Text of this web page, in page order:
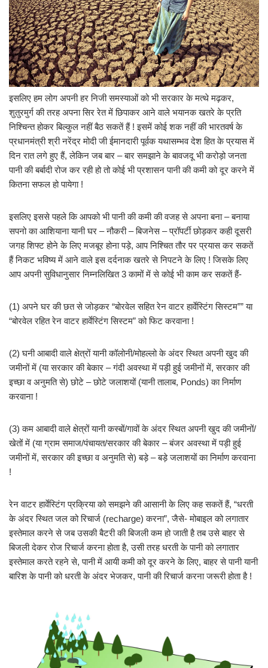
इसलिए हम लोग अपनी हर निजी समस्याओं को भी सरकार के मत्थे मढ़कर,
शुतुरमुर्ग की तरह अपना सिर रेत में छिपाकर आने वाले भयानक खतरे के प्रति
निश्चिन्त होकर बिल्कुल नहीं बैठ सकतें हैं ! इसमें कोई शक नहीं की भारतवर्ष के
प्रधानमंत्री श्री नरेंद्र मोदी जी ईमानदारी पूर्वक यथासम्भव देश हित के प्रयास में
दिन रात लगे हुए हैं, लेकिन जब बार – बार समझाने के बावजदू भी करोड़ो जनता
पानी की बर्बादी रोज कर रही हो तो कोई भी प्रशासन पानी की कमी को दूर करने में
कितना सफल हो पायेगा !
इसलिए इससे पहले कि आपको भी पानी की कमी की वजह से अपना बना – बनाया
सपनो का आशियाना यानी घर – नौकरी – बिजनेस – प्रॉपर्टी छोड़कर कही दूसरी
जगह शिफ्ट होने के लिए मजबूर होना पड़े, आप निश्चित तौर पर प्रयास कर सकतें
हैं निकट भविष्य में आने वाले इस दर्दनाक खतरे से निपटने के लिए ! जिसके लिए
आप अपनी सुविधानुसार निम्नलिखित 3 कामों में से कोई भी काम कर सकतें हैं-
(1) अपने घर की छत से जोड़कर “बोरवेल सहित रेन वाटर हार्वेस्टिंग सिस्टम”” या
“बोरवेल रहित रेन वाटर हार्वेस्टिंग सिस्टम” को फिट करवाना !
(2) घनी आबादी वाले क्षेत्रों यानी कॉलोनी/मोहल्लो के अंदर स्थित अपनी खुद की
जमीनों में (या सरकार की बेकार – गंदी अवस्था में पड़ी हुई जमीनों में, सरकार की
इच्छा व अनुमति से) छोटे – छोटे जलाशयों (यानी तालाब, Ponds) का निर्माण
करवाना !
(3) कम आबादी वाले क्षेत्रों यानी कस्बों/गावों के अंदर स्थित अपनी खुद की जमीनों/
खेतों में (या ग्राम समाज/पंचायत/सरकार की बेकार – बंजर अवस्था में पड़ी हुई
जमीनों में, सरकार की इच्छा व अनुमति से) बड़े – बड़े जलाशयों का निर्माण करवाना
!
रेन वाटर हार्वेस्टिंग प्रक्रिया को समझने की आसानी के लिए कह सकतें हैं, “धरती
के अंदर स्थित जल को रिचार्ज (recharge) करना”, जैसे- मोबाइल को लगातार
इस्तेमाल करने से जब उसकी बैटरी की बिजली कम हो जाती है तब उसे बाहर से
बिजली देकर रोज रिचार्ज करना होता है, उसी तरह धरती के पानी को लगातार
इस्तेमाल करते रहने से, पानी में आयी कमी को दूर करने के लिए, बाहर से पानी यानी
बारिश के पानी को धरती के अंदर भेजकर, पानी की रिचार्ज करना जरूरी होता है !